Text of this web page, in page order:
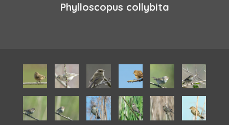
Phylloscopus collybita